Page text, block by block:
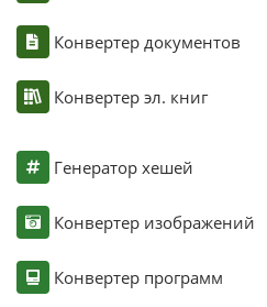
Конвертер документов
Конвертер эл. книг
Генератор хешей
Конвертер изображений
Конвертер программ